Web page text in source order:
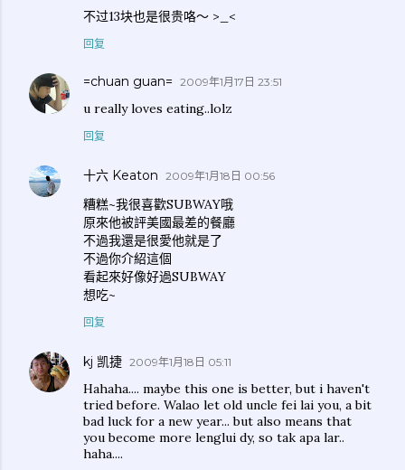
不过13块也是很贵咯～ >_<
回复
=chuan guan= 2009年1月17日 23:51
u really loves eating..lolz
回复
十六 Keaton 2009年1月18日 00:56
糟糕~我很喜歡SUBWAY哦
原來他被評美國最差的餐廳
不過我還是很愛他就是了
不過你介紹這個
看起來好像好過SUBWAY
想吃~
回复
kj 凯捷 2009年1月18日 05:11
Hahaha.... maybe this one is better, but i haven't
tried before. Walao let old uncle fei lai you, a bit
bad luck for a new year... but also means that
you become more lenglui dy, so tak apa lar..
haha....